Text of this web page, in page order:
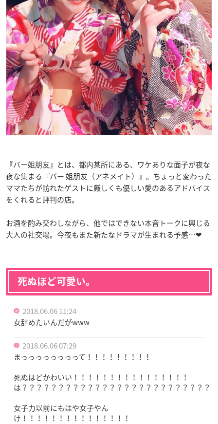
『バー姐朋友』とは、都内某所にある、ワケありな面子が夜な
夜な集まる『バー 姐朋友（アネメイト）』。ちょっと変わった
ママたちが訪れたゲストに厳しくも優しい愛のあるアドバイス
をくれると評判の店。
お酒を酌み交わしながら、他ではできない本音トークに興じる
大人の社交場。今夜もまた新たなドラマが生まれる予感…❤
死ぬほど可愛い。
2018.06.06 11:24
女辞めたいんだがwww
2018.06.06 07:29
まっっっっっっっって！！！！！！！！！
死ぬほどかわいい！！！！！！！！！！！！！！！！
は？？？？？？？？？？？？？？？？？？？？？？？？？？？
女子力以前にもはや女子やん
け！！！！！！！！！！！！！！！